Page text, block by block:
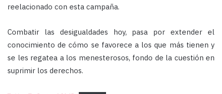
reelacionado con esta campaña.
Combatir las desigualdades hoy, pasa por extender el
conocimiento de cómo se favorece a los que más tienen y
se les regatea a los menesterosos, fondo de la cuestión en
suprimir los derechos.